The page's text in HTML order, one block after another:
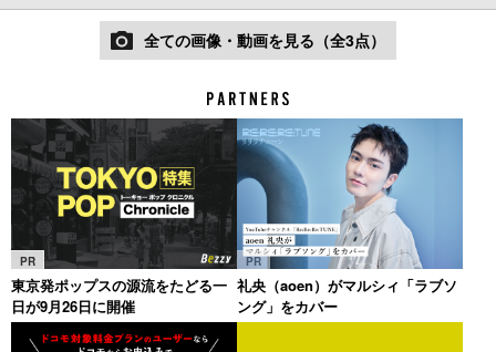
全ての画像・動画を見る（全3点）
PR
東京発ポップスの源流をたどる一
日が9月26日に開催
PR
礼央（aoen）がマルシィ「ラブソ
ング」をカバー